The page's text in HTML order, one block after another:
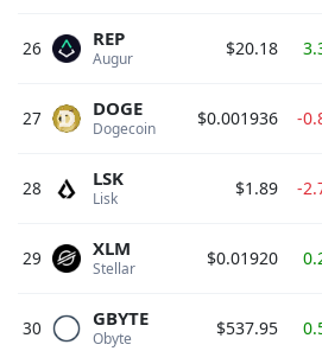
26 Augur
REP $20.18
27 Dogecoin
DOGE $0.001936 -
28 Lisk
LSK $1.89 -
29 Stellar
XLM $0.01920
30 Obyte
GBYTE $537.95